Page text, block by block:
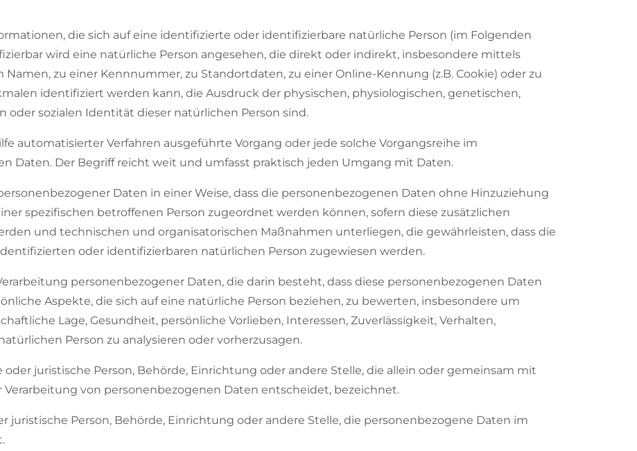
die sich auf eine identifizierte oder identifizierbare natürliche Person (im Folgenden
wird eine natürliche Person angesehen, die direkt oder indirekt, insbesondere mittels
zu einer Kennnummer, zu Standortdaten, zu einer Online-Kennung (z.B. Cookie) oder zu
identifiziert werden kann, die Ausdruck der physischen, physiologischen, genetischen,
oder sozialen Identität dieser natürlichen Person sind.
automatisierter Verfahren ausgeführte Vorgang oder jede solche Vorgangsreihe im
Daten. Der Begriff reicht weit und umfasst praktisch jeden Umgang mit Daten.
Daten in einer Weise, dass die personenbezogenen Daten ohne Hinzuziehung
spezifischen betroffenen Person zugeordnet werden können, sofern diese zusätzlichen
und technischen und organisatorischen Maßnahmen unterliegen, die gewährleisten, dass die
oder identifizierbaren natürlichen Person zugewiesen werden.
personenbezogener Daten, die darin besteht, dass diese personenbezogenen Daten
Aspekte, die sich auf eine natürliche Person beziehen, zu bewerten, insbesondere um
Lage, Gesundheit, persönliche Vorlieben, Interessen, Zuverlässigkeit, Verhalten,
Person zu analysieren oder vorherzusagen.
oder juristische Person, Behörde, Einrichtung oder andere Stelle, die allein oder gemeinsam mit
von personenbezogenen Daten entscheidet, bezeichnet.
juristische Person, Behörde, Einrichtung oder andere Stelle, die personenbezogene Daten im